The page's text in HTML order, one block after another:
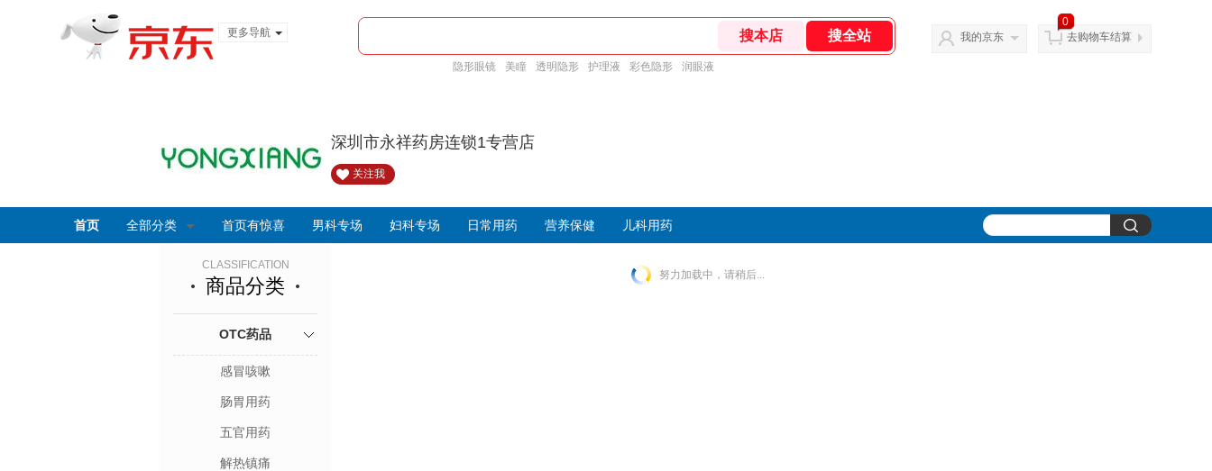
更多导航
隐形眼镜 美瞳 透明隐形 护理液 彩色隐形 润眼液
我的京东
0
去购物车结算
深圳市永祥药房连锁1专营店
关注我
首页 全部分类 首页有惊喜 男科专场 妇科专场 日常用药 营养保健 儿科用药
CLASSIFICATION
商品分类
OTC药品
感冒咳嗽
肠胃用药
五官用药
解热镇痛
努力加载中，请稍后...